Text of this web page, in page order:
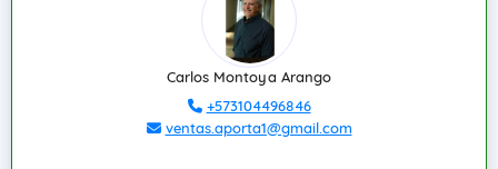
Carlos Montoya Arango
+573104496846
ventas.aporta1@gmail.com